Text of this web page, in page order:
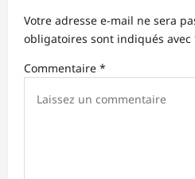
n
’
Votre adresse e-mail ne sera
obligatoires sont indiqués avec
Commentaire *